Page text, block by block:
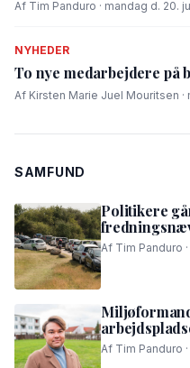
Af Tim Panduro · mandag d. 20.
NYHEDER
To nye medarbejdere på
Af Kirsten Marie Juel Mouritsen
SAMFUND
Politikere
Af Tim Panduro
at folk i
Af Tim Panduro